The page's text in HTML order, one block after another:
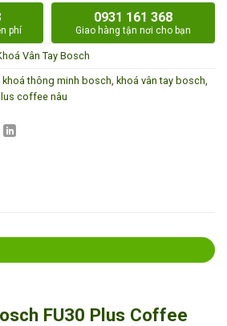
phí
0931 161 368
Giao hàng tận nơi cho bạn
Vân Tay Bosch
khoá thông minh bosch khoá vân tay bosch
coffee nâu
FU30 Plus Coffee